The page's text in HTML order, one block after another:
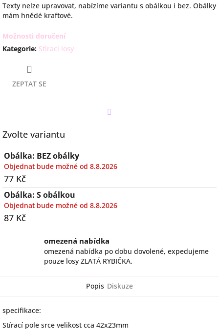
Texty nelze upravovat, nabízíme variantu s obálkou i bez. Obálky
mám hnědé kraftové.
Možnosti doručení
Kategorie: Stírací losy
ZEPTAT SE
Zvolte variantu
Obálka: BEZ obálky
Objednat bude možné od 8.8.2026
77 Kč
Obálka: S obálkou
Objednat bude možné od 8.8.2026
87 Kč
omezená nabídka
omezená nabídka po dobu dovolené, expedujeme
pouze losy ZLATÁ RYBIČKA.
Popis Diskuze
specifikace:
Stírací pole srce velikost cca 42x23mm